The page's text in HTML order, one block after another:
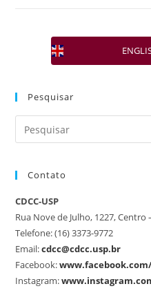
Pesquisar
Contato
CDCC-USP
Rua Nove de Julho, 1227, Centro
Telefone: (16) 3373-9772
Email:cdcc@cdcc.usp.br
Facebook:
Instagram: